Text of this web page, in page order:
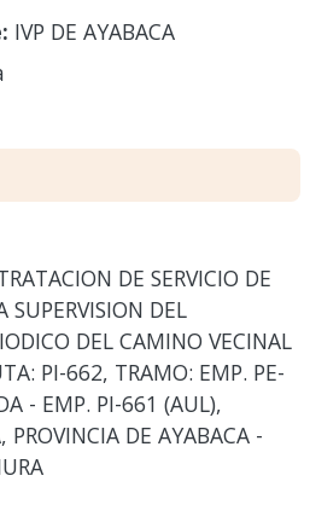
IVP DE AYABACA
DE SERVICIO DE
SUPERVISION DEL
DEL CAMINO VECINAL
PI-662, TRAMO: EMP. PE-
- EMP. PI-661 (AUL),
PROVINCIA DE AYABACA -